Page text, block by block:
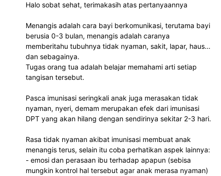
Halo sobat sehat, terimakasih atas pertanyaannya
Menangis adalah cara bayi berkomunikasi, terutama bayi
berusia 0-3 bulan, menangis adalah caranya
memberitahu tubuhnya tidak nyaman, sakit, lapar, haus
dan sebagainya.
Tugas orang tua adalah belajar memahami arti setiap
tangisan tersebut.
Pasca imunisasi seringkali anak juga merasakan tidak
nyaman, nyeri, demam merupakan efek dari imunisasi
DPT yang akan hilang dengan sendirinya sekitar 2-3 hari.
Rasa tidak nyaman akibat imunisasi membuat anak
menangis terus, selain itu coba perhatikan aspek lainnya:
- emosi dan perasaan ibu terhadap apapun (sebisa
mungkin kontrol hal tersebut agar anak merasa nyaman)